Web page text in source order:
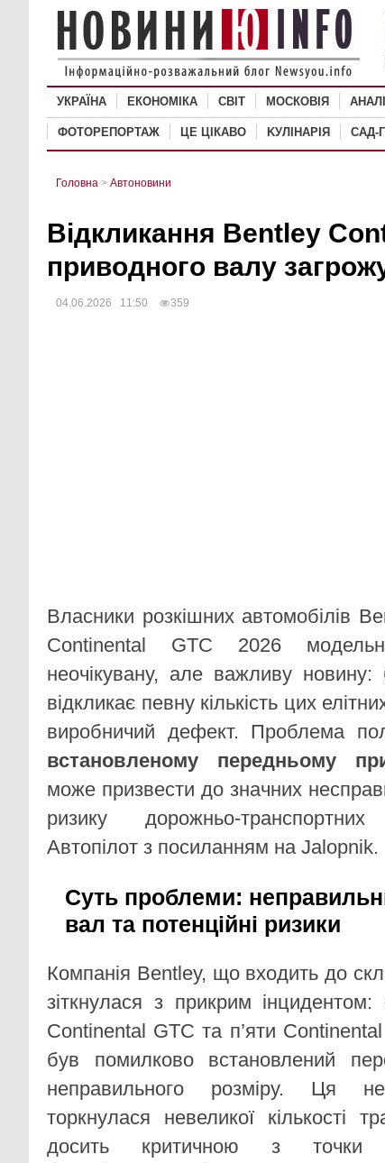
УКРАЇНА ЕКОНОМІКА СВІТ MОСКОВІЯ
ФОТОРЕПОРТАЖ ЦЕ ЦІКАВО KУЛІНАРІЯ САД-
Головна > Автоновини
Відкликання Bentley
приводного валу
04.06.2026 11:50 359
Власники розкішних автомобілів
Continental GTC 2026
неочікувану, але важливу новину:
відкликає певну кількість цих
виробничий дефект. Проблема
встановленому передньому
може призвести до значних
ризику дорожньо-
Автопілот з посиланням на Jalopnik.
Суть проблеми:
вал та потенційні ризики
Компанія Bentley, що входить до
зіткнулася з прикрим
Continental GTC та п’яти
був помилково встановлений
неправильного розміру. Ця
торкнулася невеликої кількості
досить критичною з